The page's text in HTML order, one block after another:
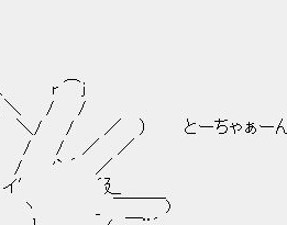
r ⌒j
＼ / /
/ / ／ ） とーちゃぁー
/ ／ ／
'` ´ ／
′ ´廴
￣￣￣)